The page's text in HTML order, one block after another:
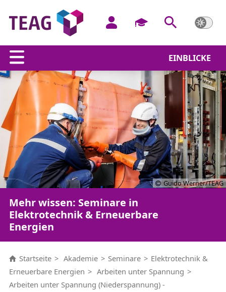
EINBLICKE
Guido Werner/TEAG
Mehr wissen: Seminare in
Elektrotechnik & Erneuerbare
Energien
Startseite Akademie Seminare
Elektrotechnik &
Erneuerbare Energien
Arbeiten unter Spannung
Arbeiten unter Spannung (Niederspannung) -